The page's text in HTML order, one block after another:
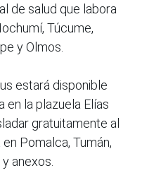
de salud que labora
Túcume,
y Olmos.
estará disponible
en la plazuela Elías
gratuitamente al
Pomalca, Tumán,
anexos.